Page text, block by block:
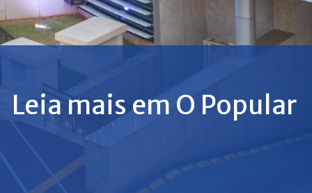
Leia mais em O Popular